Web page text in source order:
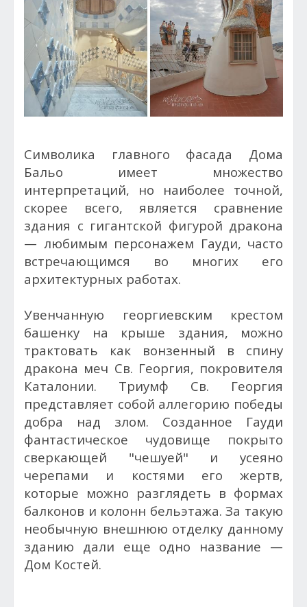
Символика главного фасада Дома
Бальо имеет множество
интерпретаций, но наиболее точной,
скорее всего, является сравнение
здания с гигантской фигурой дракона
— любимым персонажем Гауди, часто
встречающимся во многих его
архитектурных работах.
Увенчанную георгиевским крестом
башенку на крыше здания, можно
трактовать как вонзенный в спину
дракона меч Св. Георгия, покровителя
Каталонии. Триумф Св. Георгия
представляет собой аллегорию победы
добра над злом. Созданное Гауди
фантастическое чудовище покрыто
сверкающей "чешуей" и усеяно
черепами и костями его жертв,
которые можно разглядеть в формах
балконов и колонн бельэтажа. За такую
необычную внешнюю отделку данному
зданию дали еще одно название —
Дом Костей.